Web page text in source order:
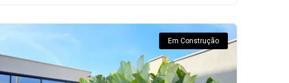
Em Construção